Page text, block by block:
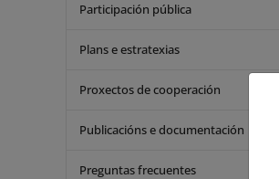
Participación pública
Plans e estratexias
Proxectos de cooperación
Publicacións e documentación
Preguntas frecuentes